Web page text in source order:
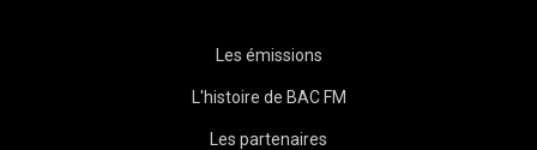
Les émissions
L'histoire de BAC FM
Les partenaires